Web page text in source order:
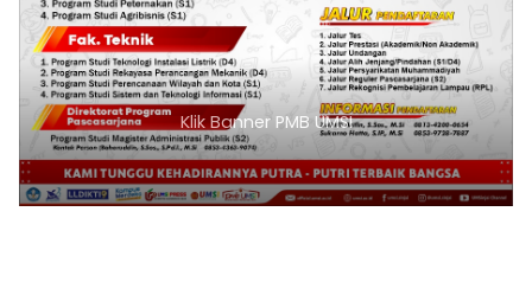
Klik Banner PMB UMSI